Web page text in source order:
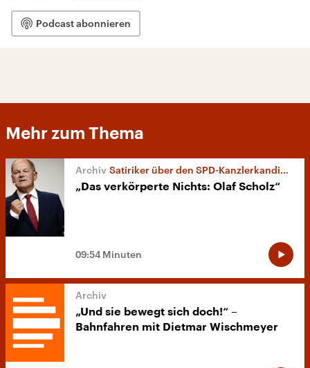
Podcast abonnieren
Mehr zum Thema
Satiriker über den SPD-Kanzlerkandidaten
„Das verkörperte Nichts: Olaf Scholz“
09:54 Minuten
„Und sie bewegt sich doch!“ –
Bahnfahren mit Dietmar Wischmeyer